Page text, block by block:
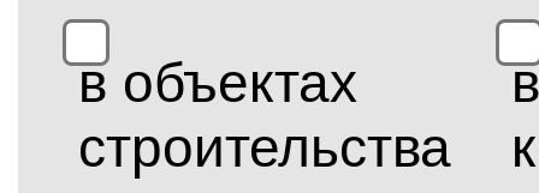
в объектах
строительства
в